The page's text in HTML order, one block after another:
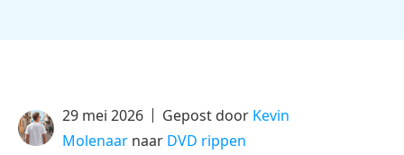
29 mei 2026 Gepost door Kevin
Molenaar naar DVD rippen